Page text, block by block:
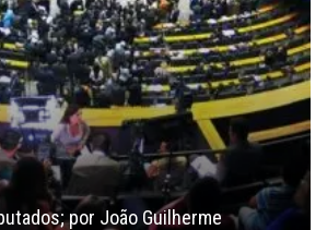
por João Guilherme